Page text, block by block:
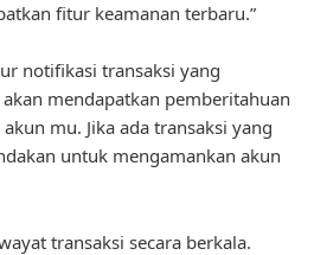
fitur keamanan terbaru.”
notifikasi transaksi yang
mendapatkan pemberitahuan
mu. Jika ada transaksi yang
untuk mengamankan akun
transaksi secara berkala.